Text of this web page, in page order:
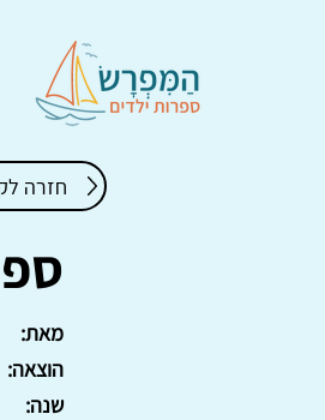
חזרה
מאת:
הוצאה:
שנה: